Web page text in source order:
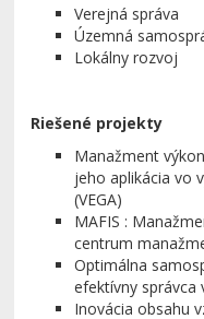
Verejná správa
Územná
Lokálny rozvoj
Riešené projekty
Manažment
jeho aplikácia vo
(VEGA)
MAFIS :
centrum
Optimálna
efektívny správca
Inovácia obsahu